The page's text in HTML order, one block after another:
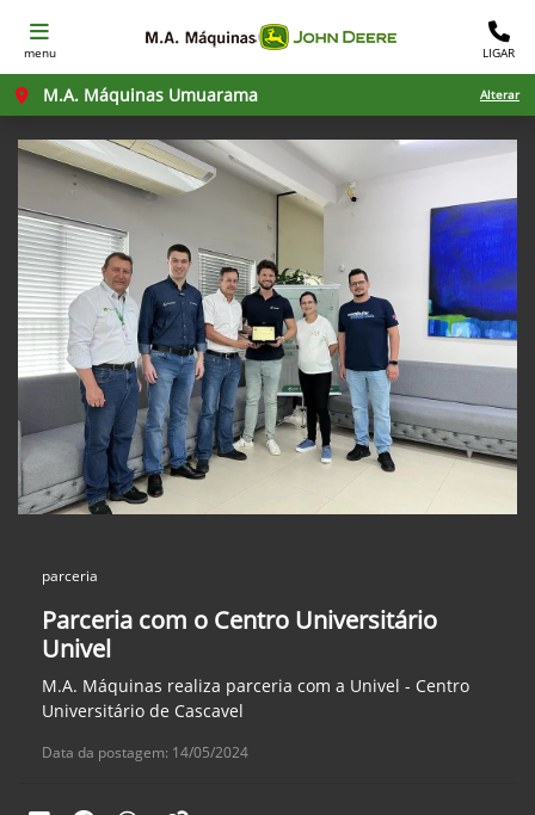
menu LIGAR
M.A. Máquinas Umuarama Alterar
parceria
Parceria com o Centro Universitário
Univel
M.A. Máquinas realiza parceria com a Univel - Centro
Universitário de Cascavel
Data da postagem: 14/05/2024